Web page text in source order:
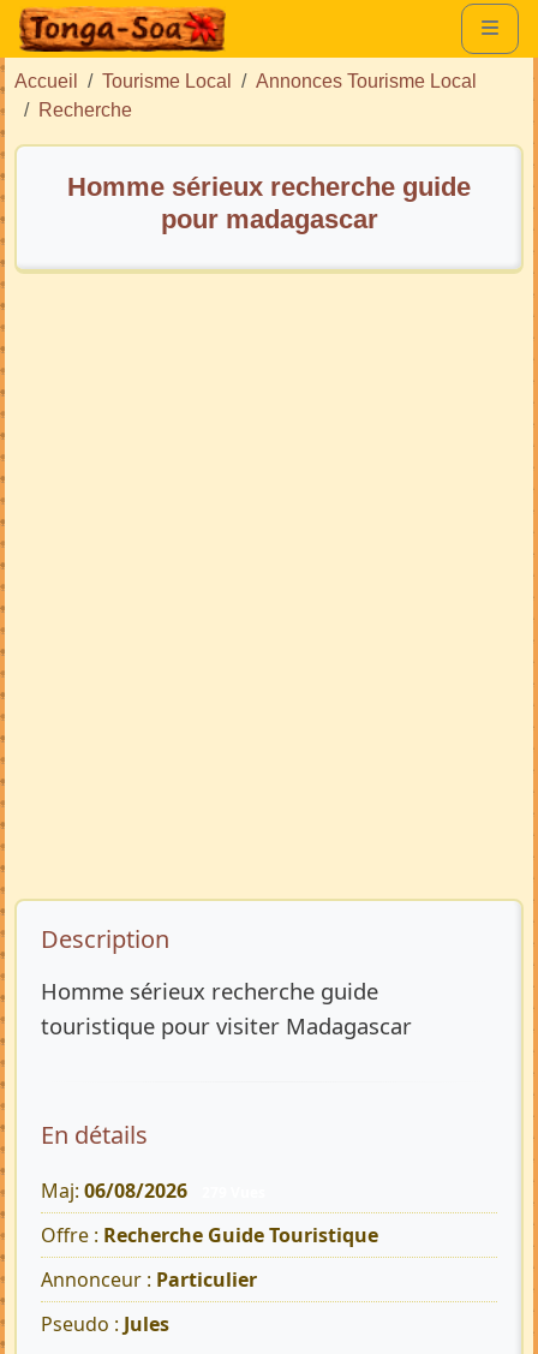
Accueil Tourisme Local
Annonces Tourisme Local
Recherche
Homme sérieux recherche guide
pour madagascar
Description de l’annonce
Description
Homme sérieux recherche guide
touristique pour visiter Madagascar
En détails
Maj: 06/08/2026
Offre : Recherche Guide Touristique
Annonceur : Particulier
Pseudo : Jules